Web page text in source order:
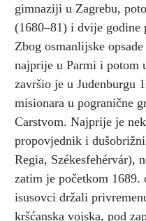
gimnaziji u Zagrebu,
(1680–81) i dvije godine
Zbog osmanlijske
najprije u Parmi i potom
završio je u Judenburgu
misionara u pogranične
Carstvom. Najprije je
propovjednik i
Regia, Székesfehérvár),
zatim je početkom 1689.
isusovci držali
kršćanska vojska, pod